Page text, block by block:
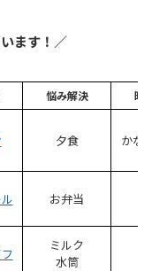
ます！／
悩み解決 時
夕食 かな
お弁当
ミルク
水筒